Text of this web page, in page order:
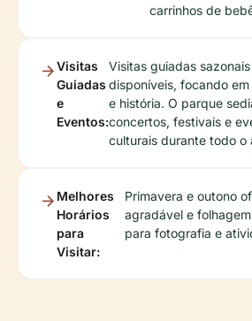
carrinhos de
Visitas
Guiadas
e
Eventos:
Visitas guiadas
disponíveis, focando em
e história. O parque
concertos, festivais e
culturais durante todo o
Melhores
Horários
para
Visitar:
Primavera e outono
agradável e
para fotografia e